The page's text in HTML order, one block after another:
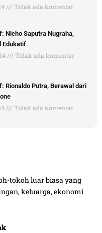
Tidak ada komentar
Nicho Saputra Nugraha,
Edukatif
Tidak ada komentar
Rionaldo Putra, Berawal dari
Tidak ada komentar
tokoh luar biasa yang
keluarga, ekonomi